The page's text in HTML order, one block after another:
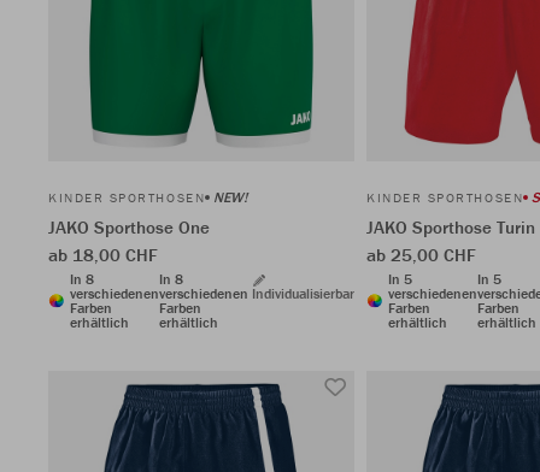
KINDER SPORTHOSEN NEW!
JAKO Sporthose One
ab 18,00 CHF
In 8
verschiedenen
Farben
erhältlich
In 8
verschiedenen
Farben
erhältlich
Individualisierbar
KINDER SPORTHOSEN
JAKO Sporthose
ab 25,00 CHF
In 5
verschiedenen
Farben
erhältlich
In 5
Farben
erhältlich